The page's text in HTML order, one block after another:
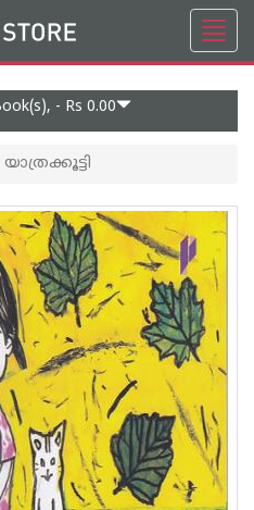
- Rs 0.00
യാത്രക്കൂട്ടി